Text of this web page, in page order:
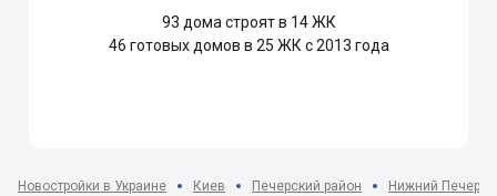
93 дома строят в 14 ЖК
46 готовых домов в 25 ЖК с 2013 года
Новостройки в Украине Киев Печерский район Нижний Печерск